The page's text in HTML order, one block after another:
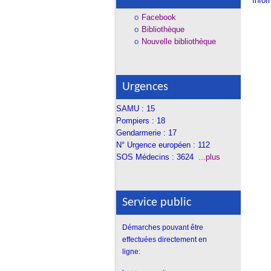
Facebook
Bibliothèque
Nouvelle bibliothèque
Urgences
SAMU : 15
Pompiers : 18
Gendarmerie : 17
N° Urgence européen : 112
SOS Médecins : 3624
...plus
Service public
Démarches pouvant être
effectuées directement en
ligne: